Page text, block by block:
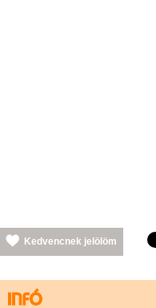
Kedvencnek jelölöm